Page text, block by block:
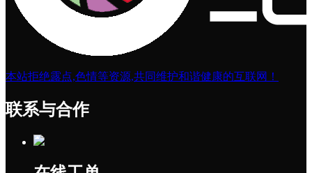
本站拒绝露点,色情等资源,共同维护和谐健康的互联网！
联系与合作